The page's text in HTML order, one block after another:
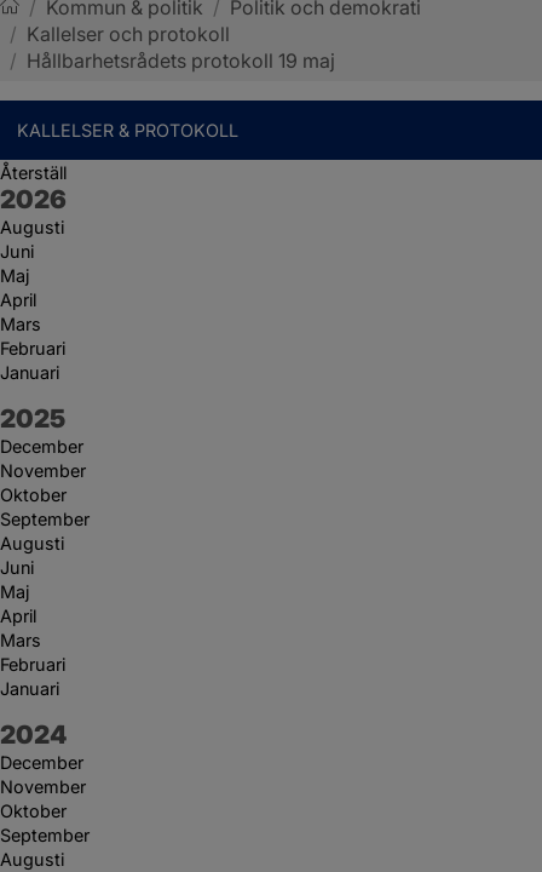
Sotenäs kommun
/ Kommun & politik / Politik och demokrati
/ Kallelser och protokoll
/ Hållbarhetsrådets protokoll 19 maj
KALLELSER & PROTOKOLL
Återställ
År:
2026
Augusti
Juni
Maj
April
Mars
Februari
Januari
År:
2025
December
November
Oktober
September
Augusti
Juni
Maj
April
Mars
Februari
Januari
År:
2024
December
November
Oktober
September
Augusti